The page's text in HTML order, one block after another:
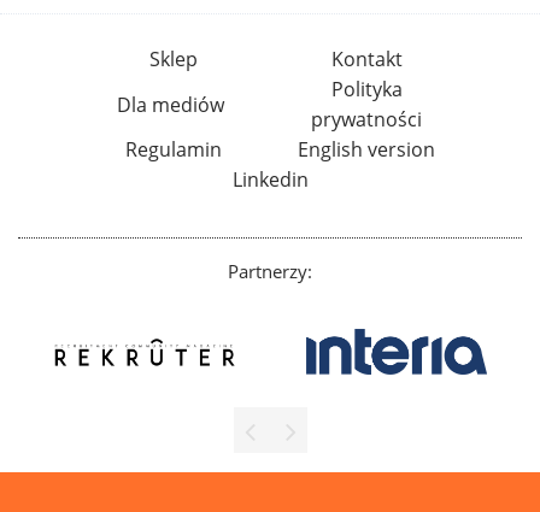
Sklep
Kontakt
Dla mediów
Polityka
prywatności
Regulamin
English version
Linkedin
Partnerzy: